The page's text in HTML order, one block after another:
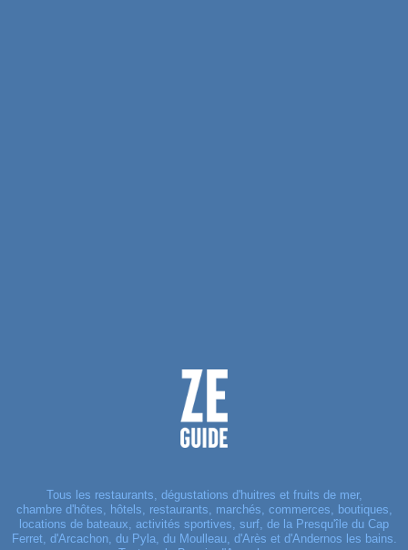
Tous les restaurants, dégustations d'huitres et fruits de mer,
chambre d'hôtes, hôtels, restaurants, marchés, commerces, boutiques,
locations de bateaux, activités sportives, surf, de la Presqu'île du Cap
Ferret, d'Arcachon, du Pyla, du Moulleau, d'Arès et d'Andernos les bains.